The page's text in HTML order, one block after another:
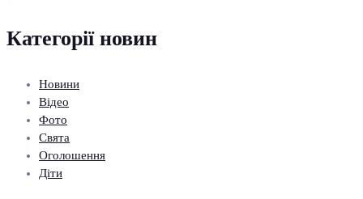
Категорії новин
Новини
Відео
Фото
Свята
Оголошення
Діти